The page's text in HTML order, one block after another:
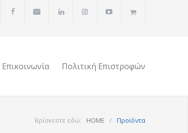
Επικοινωνία Πολιτική Επιστροφών
Βρίσκεστε εδώ: HOME / Προϊόντα